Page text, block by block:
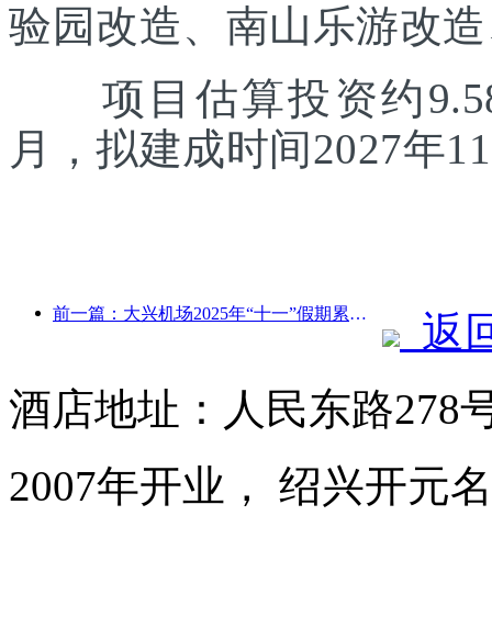
验园改造、南山乐游改
项目估算投资约9.58
月，拟建成时间2027年
前一篇：大兴机场2025年“十一”假期累计运送旅客130万余人次
返
酒店地址：人民东路278
2007年开业， 绍兴开